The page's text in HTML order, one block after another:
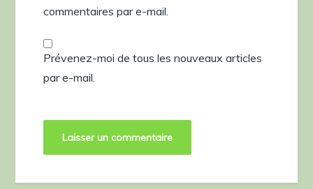
commentaires par e-mail.
Prévenez-moi de tous les nouveaux articles
par e-mail.